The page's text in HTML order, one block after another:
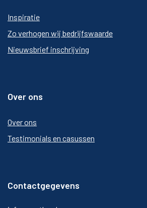
Inspiratie
Zo verhogen wij bedrijfswaarde
Nieuwsbrief inschrijving
Over ons
Over ons
Testimonials en casussen
Contactgegevens